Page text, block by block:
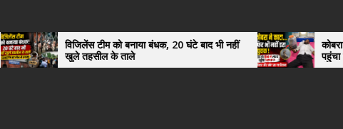
विजिलेंस टीम को बनाया बंधक, 20 घंटे बाद भी नहीं
खुले तहसील के ताले
कोबरा ने काटा तो उसी
पहुंचा युवक, अस्पताल
हैरान